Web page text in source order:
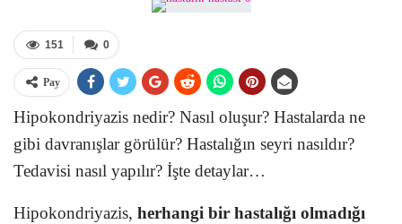
0
151
Pay
Hipokondriyazis nedir? Nasıl oluşur? Hastalarda ne
gibi davranışlar görülür? Hastalığın seyri nasıldır?
Tedavisi nasıl yapılır? İşte detaylar…
Hipokondriyazis, herhangi bir hastalığı olmadığı